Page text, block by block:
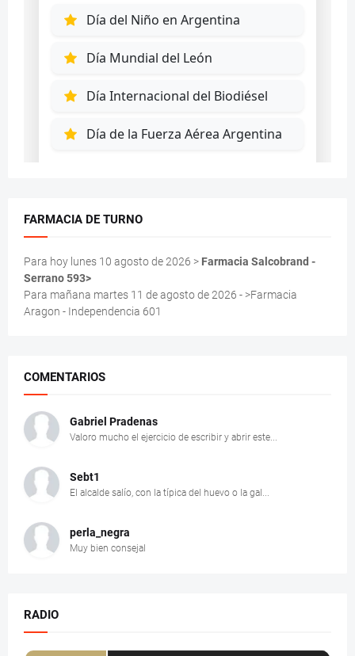
FARMACIA DE TURNO
Para hoy lunes 10 agosto de 2026 > Farmacia Salcobrand -
Serrano 593>
Para mañana martes 11 de agosto de 2026 - >Farmacia
Aragon - Independencia 601
COMENTARIOS
Gabriel Pradenas
Valoro mucho el ejercicio de escribir y abrir este...
Sebt1
El alcalde salío, con la típica del huevo o la gal...
perla_negra
Muy bien consejal
RADIO